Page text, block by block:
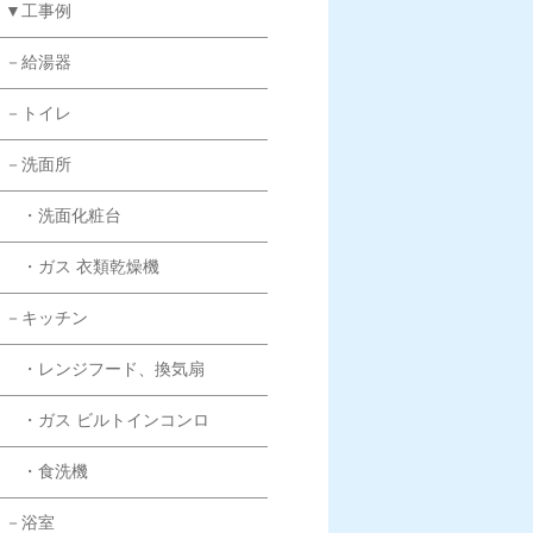
▼工事例
－給湯器
－トイレ
－洗面所
・洗面化粧台
・ガス 衣類乾燥機
－キッチン
・レンジフード、換気扇
・ガス ビルトインコンロ
・食洗機
－浴室